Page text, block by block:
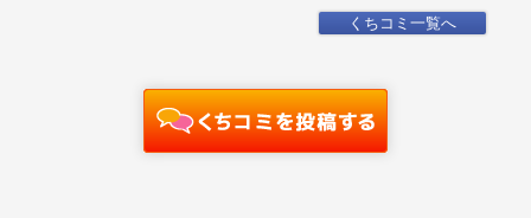
くちコミ一覧へ